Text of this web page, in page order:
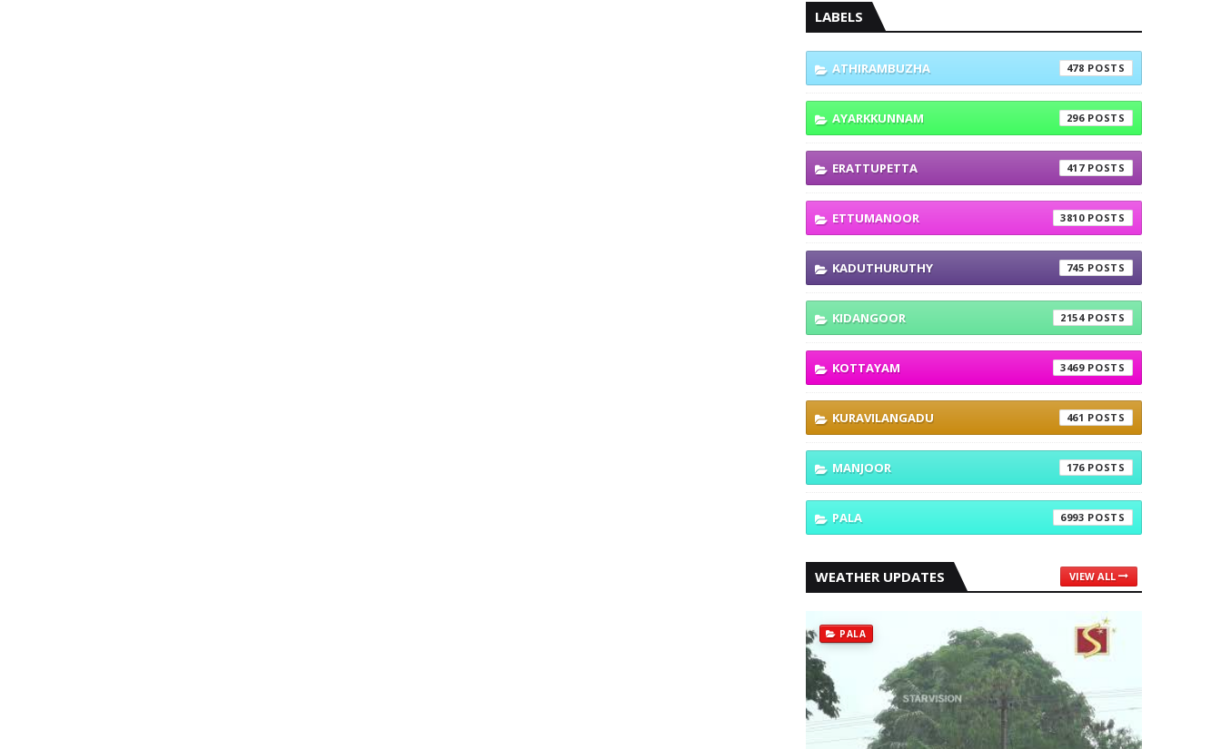
LABELS
ATHIRAMBUZHA 478
AYARKKUNNAM 296
ERATTUPETTA 417
ETTUMANOOR 3810
KADUTHURUTHY 745
KIDANGOOR 2154
KOTTAYAM 3469
KURAVILANGADU 461
MANJOOR 176
PALA 6993
WEATHER UPDATES VIEW ALL
PALA